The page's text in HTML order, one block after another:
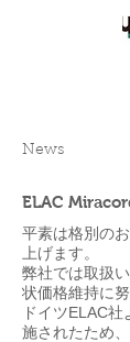
News
ELAC
平素は格別の
上げます。
弊社では取扱
状価格維持に
ドイツELAC
施されたため